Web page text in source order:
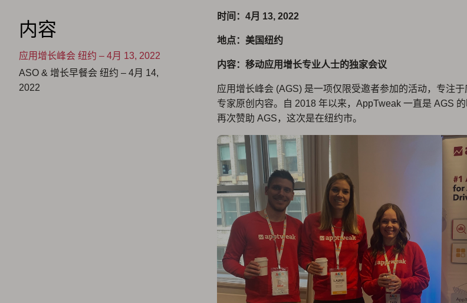
内容
应用增长峰会 纽约 – 4月 13, 2022
ASO & 增长早餐会 纽约 – 4月 14,
2022
时间：4月 13, 2022
地点：美国纽约
内容：移动应用增长专业人士的独家会议
应用增长峰会 (AGS) 是一项仅限受邀者参加的活动，专注
专家原创内容。自 2018 年以来，AppTweak 一直是 AGS
再次赞助 AGS，这次是在纽约市。